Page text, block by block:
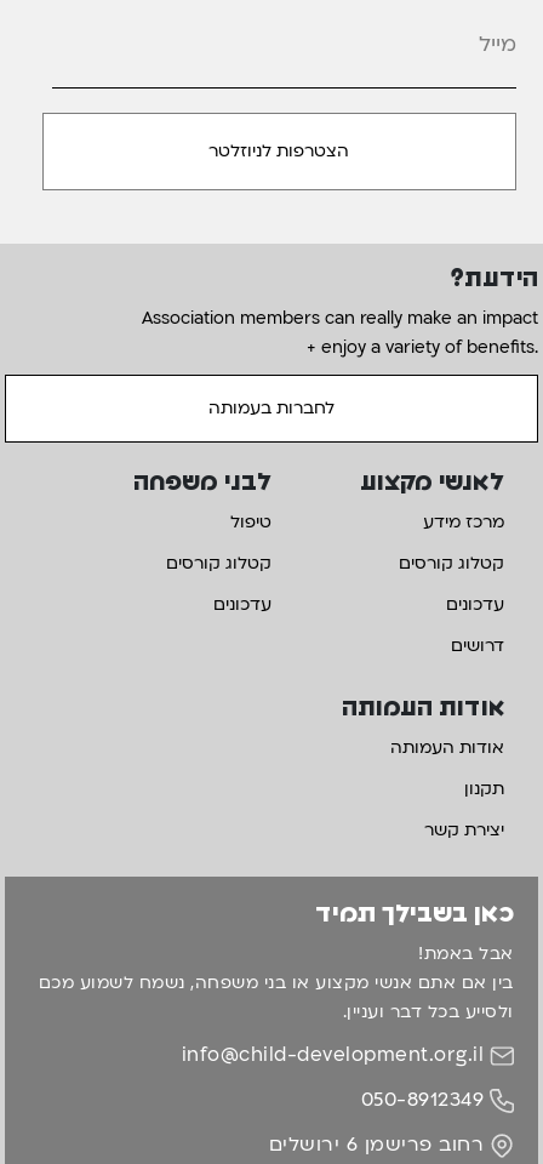
הידעת?
Association members can really make an impact
+ enjoy a variety of benefits.
לחברות בעמותה
אודות העמותה
אודות העמותה
תקנון
יצירת קשר
לאנשי מקצוע
מרכז מידע
קטלוג קורסים
עדכונים
דרושים
לבני משפחה
טיפול
קטלוג קורסים
עדכונים
כאן בשבילך תמיד
אבל באמת!
בין אם אתם אנשי מקצוע או בני משפחה, נשמח לשמוע מכם
ולסייע בכל דבר ועניין.
info@child-development.org.il
050-8912349
רחוב פרישמן 6 ירושלים